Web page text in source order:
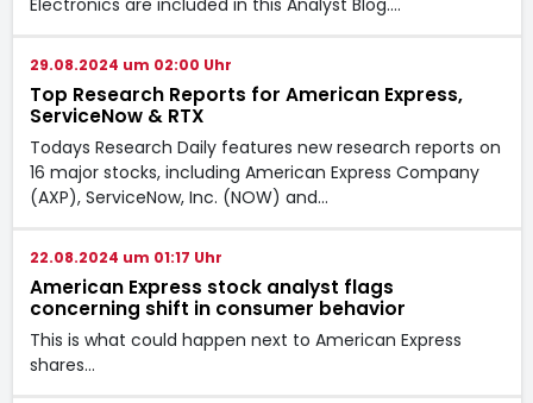
29.08.2024 um 02:00 Uhr
Top Research Reports for American Express,
ServiceNow & RTX
Todays Research Daily features new research reports on
16 major stocks, including American Express Company
(AXP), ServiceNow, Inc. (NOW) and…
22.08.2024 um 01:17 Uhr
American Express stock analyst flags
concerning shift in consumer behavior
This is what could happen next to American Express
shares…